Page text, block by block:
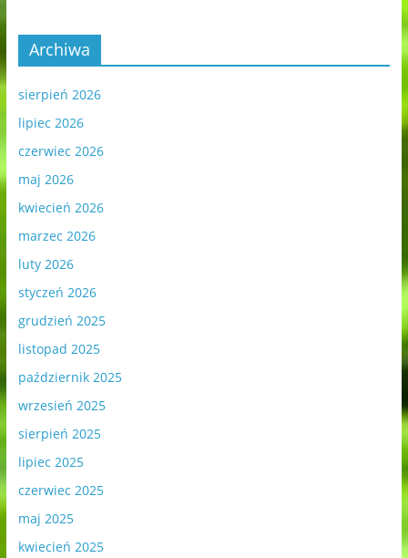
Archiwa
sierpień 2026
lipiec 2026
czerwiec 2026
maj 2026
kwiecień 2026
marzec 2026
luty 2026
styczeń 2026
grudzień 2025
listopad 2025
październik 2025
wrzesień 2025
sierpień 2025
lipiec 2025
czerwiec 2025
maj 2025
kwiecień 2025